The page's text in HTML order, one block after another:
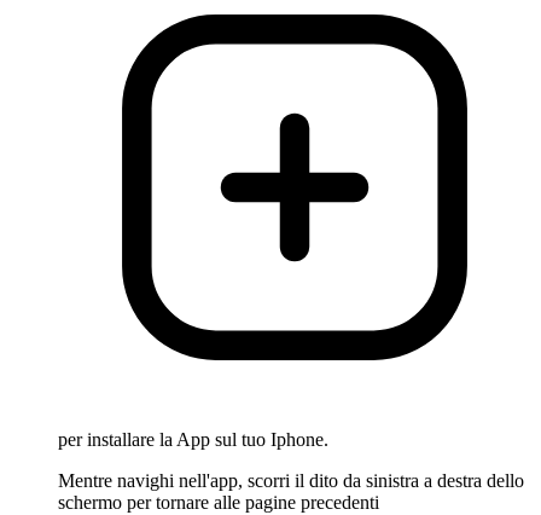
per installare la App sul tuo Iphone.
Mentre navighi nell'app, scorri il dito da sinistra a destra dello
schermo per tornare alle pagine precedenti